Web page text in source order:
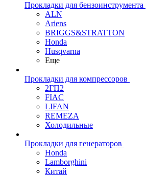
Прокладки для бензоинструмента
ALN
Ariens
BRIGGS&STRATTON
Honda
Husqvarna
Еще
Прокладки для компрессоров
2ГП2
FIAC
LIFAN
REMEZA
Холодильные
Прокладки для генераторов
Honda
Lamborghini
Китай